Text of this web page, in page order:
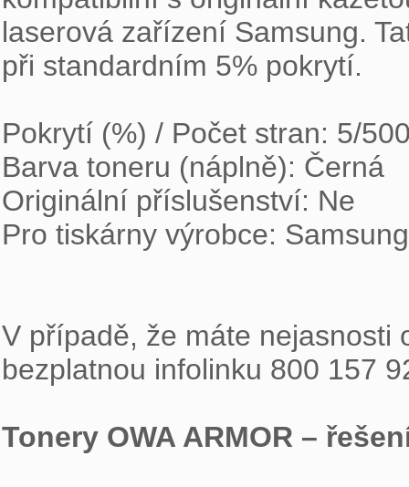
laserová zařízení Samsung.
při standardním 5% pokrytí.
Pokrytí (%) / Počet stran: 5/
Barva toneru (náplně): Černá
Originální příslušenství: Ne
Pro tiskárny výrobce: Samsung
V případě, že máte nejasnosti
bezplatnou infolinku 800 157
Tonery OWA ARMOR –